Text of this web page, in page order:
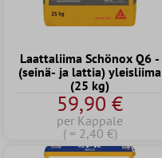
Laattaliima Schönox Q6 -
(seinä- ja lattia) yleisliima
(25 kg)
59,90 €
per Kappale
( = 2,40 €)